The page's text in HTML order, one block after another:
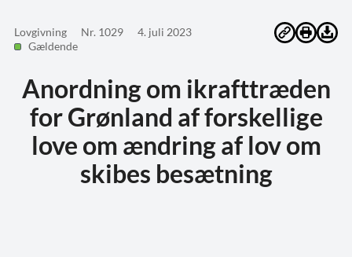
Lovgivning Nr. 1029
4. juli 2023
Gældende
Anordning om ikrafttræden
for Grønland af forskellige
love om ændring af lov om
skibes besætning